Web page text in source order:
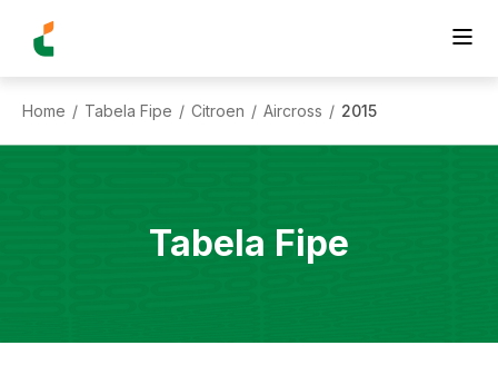
Home / Tabela Fipe / Citroen / Aircross / 2015
Tabela Fipe